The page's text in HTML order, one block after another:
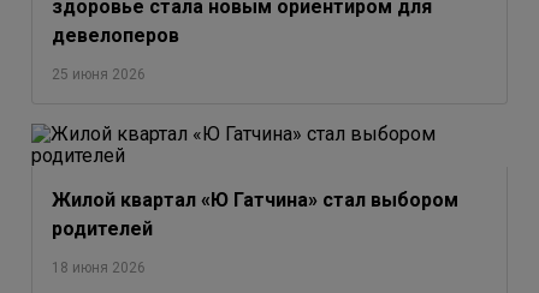
здоровье стала новым ориентиром для
девелоперов
25 июня 2026
Жилой квартал «Ю Гатчина» стал выбором
родителей
18 июня 2026